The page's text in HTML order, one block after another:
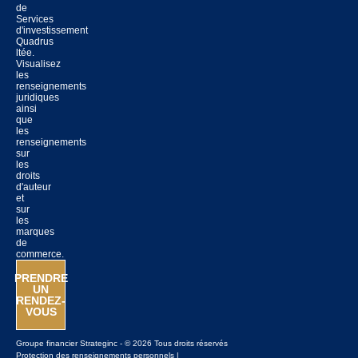
de
Services
d'investissement
Quadrus
ltée.
Visualisez
les
renseignements
juridiques
ainsi
que
les
renseignements
sur
les
droits
d'auteur
et
sur
les
marques
de
commerce.
PRENDRE
UN
RENDEZ-
VOUS
Groupe financier Strateginc - © 2026 Tous droits réservés
Protection des renseignements personnels |